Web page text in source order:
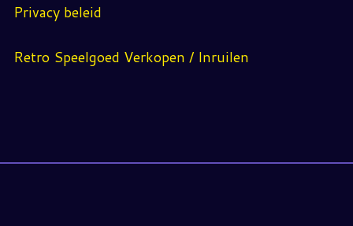
Privacy beleid
Retro Speelgoed Verkopen / Inruilen